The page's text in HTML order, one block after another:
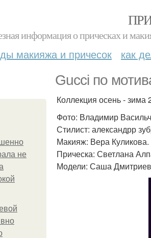
информация о прическах и
макияжа и причесок как
Gucci по
не
Коллекция осень - зима
Фото: Владимир
Стилист: александрр
Макияж: Вера Куликова.
Прическа: Светлана
Модели: Саша